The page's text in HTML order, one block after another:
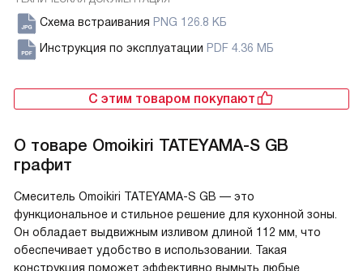
Схема встраивания PNG 126.8 КБ
Инструкция по эксплуатации PDF 4.36 МБ
С этим товаром покупают
О товаре Omoikiri TATEYAMA-S GB
графит
Смеситель Omoikiri TATEYAMA-S GB — это
функциональное и стильное решение для кухонной зоны.
Он обладает выдвижным изливом длиной 112 мм, что
обеспечивает удобство в использовании. Такая
конструкция поможет эффективно вымыть любые